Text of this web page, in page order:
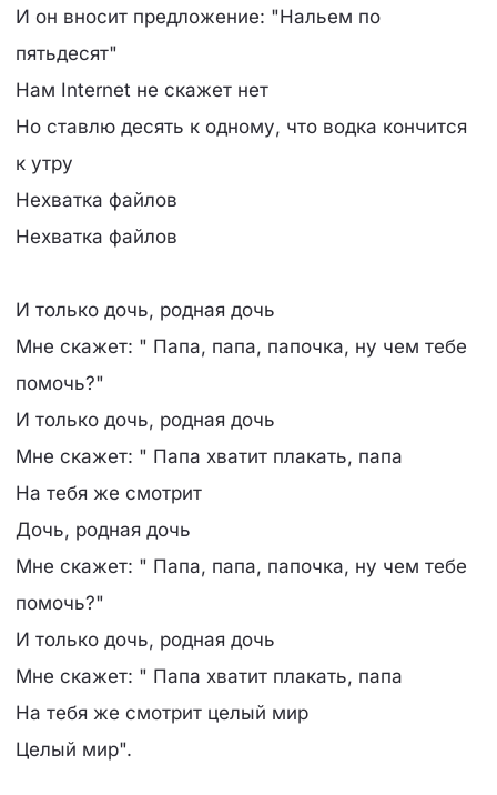
И он вносит предложение: "Нальем по
пятьдесят"
Нам Intеrnet не скажет нет
Но ставлю десять к одному, что водка кончится
к утру
Нехватка файлов
Нехватка файлов
И только дочь, родная дочь
Мне скажет: " Папа, папа, папочка, ну чем тебе
помочь?"
И только дочь, родная дочь
Мне скажет: " Папа хватит плакать, папа
На тебя же смотрит
Дочь, родная дочь
Мне скажет: " Папа, папа, папочка, ну чем тебе
помочь?"
И только дочь, родная дочь
Мне скажет: " Папа хватит плакать, папа
На тебя же смотрит целый мир
Целый мир".